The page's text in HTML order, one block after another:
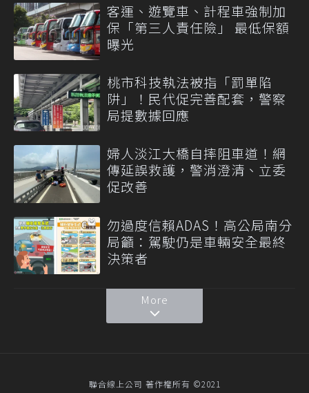
客運、遊覽車、計程車強制加
保「第三人責任險」 最低保額
曝光
桃市科技執法被指「罰單陷
阱」！民代促完善配套，警察
局提數據回應
婦人淡江大橋自摔阻車道！網
傳延誤救護，警消澄清、立委
促改善
勿過度信賴ADAS！高公局南分
局籲：駕駛仍是車輛安全最終
決策者
More
聯合線上公司 著作權所有 ©2021